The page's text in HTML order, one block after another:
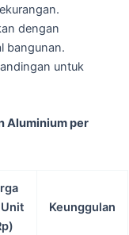
dengan
bangunan.
untuk
Aluminium per
Keunggulan